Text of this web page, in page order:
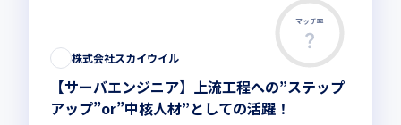
マッチ率
株式会社スカイウイル
【サーバエンジニア】上流工程への”ステップ
アップ”or”中核人材”としての活躍！